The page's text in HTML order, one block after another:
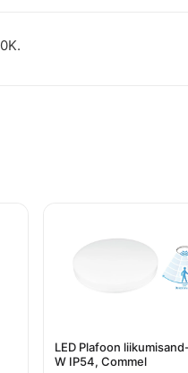
LED Plafoon
W IP54, Commel